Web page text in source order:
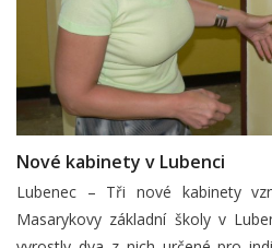
Nové kabinety v Lubenci
Lubenec – Tři nové kabinety
Masarykovy základní školy v